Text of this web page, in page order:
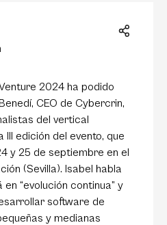
2024 ha podido
CEO de Cybercrin,
del vertical
edición del evento, que
y 25 de septiembre en el
(Sevilla). Isabel habla
“evolución continua” y
software de
y medianas